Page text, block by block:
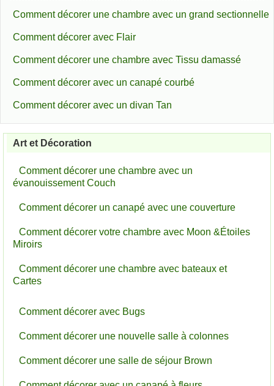
Comment décorer une chambre avec un grand sectionnelle
Comment décorer avec Flair
Comment décorer une chambre avec Tissu damassé
Comment décorer avec un canapé courbé
Comment décorer avec un divan Tan
Art et Décoration
Comment décorer une chambre avec un
évanouissement Couch
Comment décorer un canapé avec une couverture
Comment décorer votre chambre avec Moon &Étoiles
Miroirs
Comment décorer une chambre avec bateaux et
Cartes
Comment décorer avec Bugs
Comment décorer une nouvelle salle à colonnes
Comment décorer une salle de séjour Brown